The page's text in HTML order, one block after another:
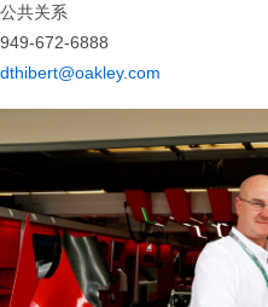
公共关系
949-672-6888
dthibert@oakley.com